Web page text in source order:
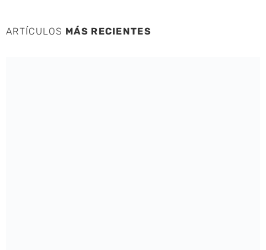
ARTÍCULOS MÁS RECIENTES